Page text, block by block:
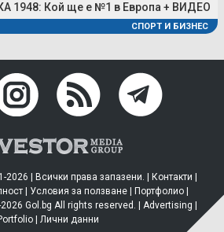
1948: Кой ще е №1 в Европа + ВИДЕО
СПОРТ И БИЗНЕС
| Всички права запазени. | Контакти
| Условия за ползване| Портфолио|
Gol.bg All rights reserved. | Advertising
Лични данни